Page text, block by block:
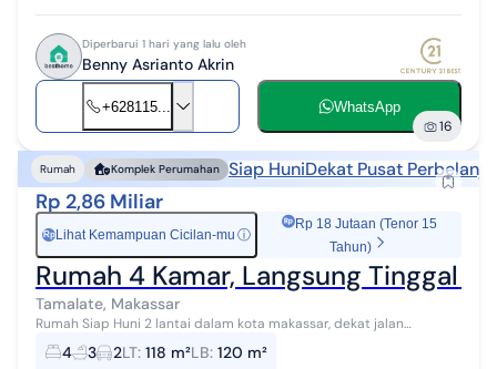
Diperbarui 1 hari yang lalu oleh
Benny Asrianto Akrin
+628115... WhatsApp
16
Rumah Komplek Perumahan Siap HuniDekat Pusat
Rp 2,86 Miliar
Rp Lihat Kemampuan Cicilan-mu ⓘ
Rp 18 Jutaan (Tenor 15
Tahun)
Rumah 4 Kamar, Langsung Tinggal
Tamalate, Makassar
Rumah Siap Huni 2 lantai dalam kota makassar, dekat jalan
ratulangi dan mapaoddang Makassar Posisi Sudut - Hanya 1 Unit
Lengkap Perabot, Interior ...
4 3 2LT: 118 m²LB: 120 m²